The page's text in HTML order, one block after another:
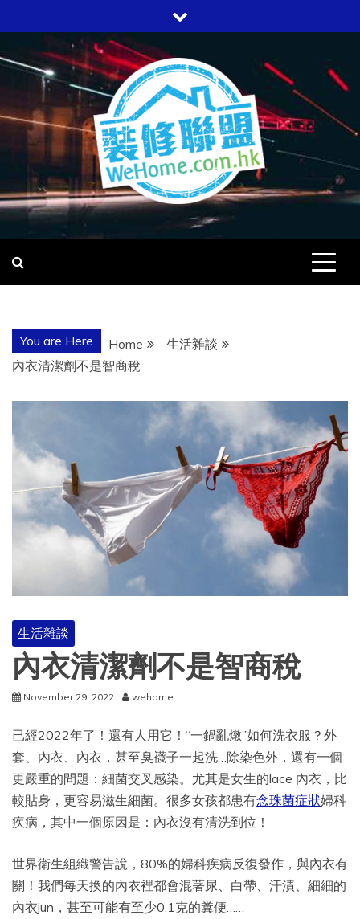
to
content
WEHOME
愛回家
You are Here Home
生活雜談
內衣清潔劑不是智商稅
生活雜談
內衣清潔劑不是智商稅
November 29, 2022 wehome
已經2022年了！還有人用它！“一鍋亂燉”如何洗衣服？外
套、內衣、內衣，甚至臭襪子一起洗…除染色外，還有一個
更嚴重的問題：細菌交叉感染。尤其是女生的lace 內衣，比
較貼身，更容易滋生細菌。很多女孩都患有念珠菌症狀婦科
疾病，其中一個原因是：內衣沒有清洗到位！
世界衛生組織警告說，80%的婦科疾病反復發作，與內衣有
關！我們每天換的內衣裡都會混著尿、白帶、汗漬、細細的
內衣jun，甚至可能有至少0.1克的糞便……